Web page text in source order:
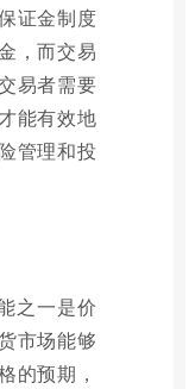
证金制度
，而交易
易者需要
能有效地
管理和投
之一是价
市场能够
的预期，